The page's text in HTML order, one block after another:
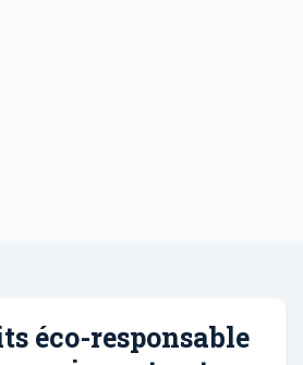
éco-responsable